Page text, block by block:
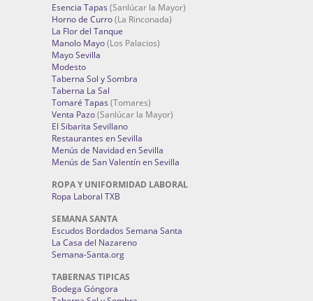
Esencia Tapas (Sanlúcar la Mayor)
Horno de Curro(La Rinconada)
La Flor del Tanque
Manolo Mayo(Los Palacios)
Mayo Sevilla
Modesto
Taberna Sol y Sombra
Taberna La Sal
Tomaré Tapas (Tomares)
Venta Pazo(Sanlúcar la Mayor)
El Sibarita Sevillano
Restaurantes en Sevilla
Menús de Navidad en Sevilla
Menús de San Valentín en Sevilla
ROPA Y UNIFORMIDAD LABORAL
Ropa Laboral TXB
SEMANA SANTA
Escudos Bordados Semana Santa
La Casa del Nazareno
Semana-Santa.org
TABERNAS TIPICAS
Bodega Góngora